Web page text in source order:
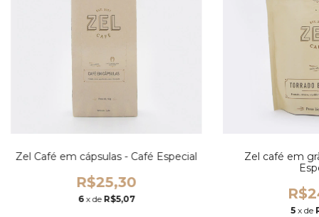
Zel Café em cápsulas - Café Especial
R$25,30
6 x de R$5,07
Zel café em
5 x de